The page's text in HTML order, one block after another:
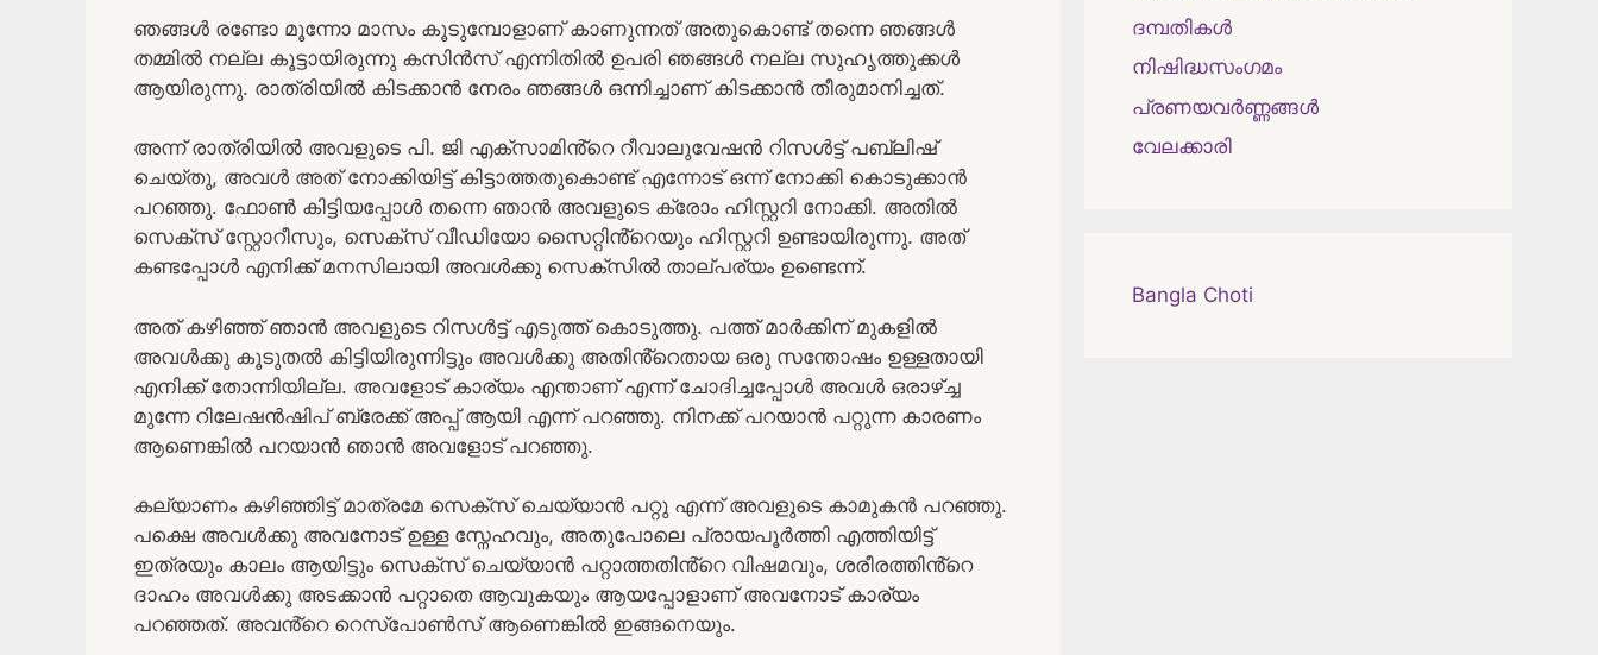
ഞങ്ങൾ രണ്ടോ മൂന്നോ മാസം കൂടുമ്പോളാണ് കാണുന്നത് അതുകൊണ്ട് തന്നെ ഞങ്ങൾ
തമ്മിൽ നല്ല കൂട്ടായിരുന്നു കസിൻസ് എന്നിതിൽ ഉപരി ഞങ്ങൾ നല്ല സുഹൃത്തുക്കൾ
ആയിരുന്നു. രാത്രിയിൽ കിടക്കാൻ നേരം ഞങ്ങൾ ഒന്നിച്ചാണ് കിടക്കാൻ തീരുമാനിച്ചത്.
അന്ന് രാത്രിയിൽ അവളുടെ പി. ജി എക്സാമിൻ്റെ റീവാലുവേഷൻ റിസൾട്ട്‌ പബ്ലിഷ്
ചെയ്തു, അവൾ അത് നോക്കിയിട്ട് കിട്ടാത്തതുകൊണ്ട് എന്നോട് ഒന്ന് നോക്കി കൊടുക്കാൻ
പറഞ്ഞു. ഫോൺ കിട്ടിയപ്പോൾ തന്നെ ഞാൻ അവളുടെ ക്രോം ഹിസ്റ്ററി നോക്കി. അതിൽ
സെക്സ് സ്റ്റോറീസും, സെക്സ് വീഡിയോ സൈറ്റിൻ്റെയും ഹിസ്റ്ററി ഉണ്ടായിരുന്നു. അത്‌
കണ്ടപ്പോൾ എനിക്ക് മനസിലായി അവൾക്കു സെക്സിൽ താല്പര്യം ഉണ്ടെന്ന്.
അത്‌ കഴിഞ്ഞ് ഞാൻ അവളുടെ റിസൾട്ട്‌ എടുത്ത് കൊടുത്തു. പത്ത് മാർക്കിന് മുകളിൽ
അവൾക്കു കൂടുതൽ കിട്ടിയിരുന്നിട്ടും അവൾക്കു അതിൻ്റെതായ ഒരു സന്തോഷം ഉള്ളതായി
എനിക്ക് തോന്നിയില്ല. അവളോട് കാര്യം എന്താണ് എന്ന് ചോദിച്ചപ്പോൾ അവൾ ഒരാഴ്ച്ച
മുന്നേ റിലേഷൻഷിപ് ബ്രേക്ക്‌ അപ്പ്‌ ആയി എന്ന് പറഞ്ഞു. നിനക്ക് പറയാൻ പറ്റുന്ന കാരണം
ആണെങ്കിൽ പറയാൻ ഞാൻ അവളോട് പറഞ്ഞു.
കല്യാണം കഴിഞ്ഞിട്ട് മാത്രമേ സെക്സ് ചെയ്യാൻ പറ്റു എന്ന് അവളുടെ കാമുകൻ പറഞ്ഞു.
പക്ഷെ അവൾക്കു അവനോട് ഉള്ള സ്നേഹവും, അതുപോലെ പ്രായപൂർത്തി എത്തിയിട്ട്
ഇത്രയും കാലം ആയിട്ടും സെക്സ് ചെയ്യാൻ പറ്റാത്തതിൻ്റെ വിഷമവും, ശരീരത്തിൻ്റെ
ദാഹം അവൾക്കു അടക്കാൻ പറ്റാതെ ആവുകയും ആയപ്പോളാണ് അവനോട് കാര്യം
പറഞ്ഞത്. അവൻ്റെ റെസ്പോൺസ് ആണെങ്കിൽ ഇങ്ങനെയും.
ദമ്പതികള്‍
നിഷിദ്ധസംഗമം
പ്രണയവർണ്ണങ്ങൾ
വേലക്കാരി
Bangla Choti